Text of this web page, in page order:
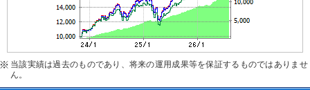
当該実績は過去のものであり、将来の運用成果等を保証するものではありませ
ん。